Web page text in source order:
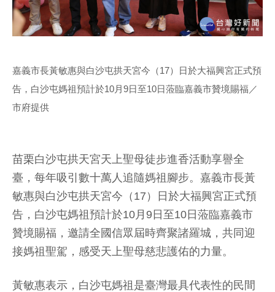
嘉義市長黃敏惠與白沙屯拱天宮今（17）日於大福興宮正式預
告，白沙屯媽祖預計於10月9日至10日蒞臨嘉義市贊境賜福／
市府提供
苗栗白沙屯拱天宮天上聖母徒步進香活動享譽全
臺，每年吸引數十萬人追隨媽祖腳步。嘉義市長黃
敏惠與白沙屯拱天宮今（17）日於大福興宮正式預
告，白沙屯媽祖預計於10月9日至10日蒞臨嘉義市
贊境賜福，邀請全國信眾屆時齊聚諸羅城，共同迎
接媽祖聖駕，感受天上聖母慈悲護佑的力量。
黃敏惠表示，白沙屯媽祖是臺灣最具代表性的民間